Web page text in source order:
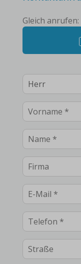
ebenfalls im EG.
Die Küche im EG
das Esszimmer.
Das
Badezimmer,
Waschtisch und
Das
davon mit
ein Tageslichtbad.
Ein Spitzboden
Der ausgebaute
Stauraum, eine
Sitzecke mit TV-
modernisiert:
eine moderne
Gleich anrufen: